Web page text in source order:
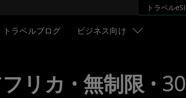
トラベル
トラベルブログ ビジネス向け
リカ • 無制限 •